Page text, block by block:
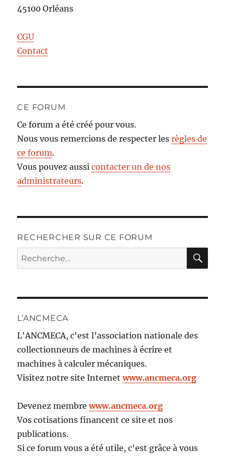
45100 Orléans
CGU
Contact
CE FORUM
Ce forum a été créé pour vous.
Nous vous remercions de respecter lesrègles de
ce forum.
Vous pouvez aussicontacter un de nos
administrateurs.
RECHERCHER SUR CE FORUM
Recherche
pour :
L’ANCMECA
L'ANCMECA, c'est l’association nationale des
collectionneurs de machines à écrire et
machines à calculer mécaniques.
Visitez notre site Internetwww.ancmeca.org
Devenez membrewww.ancmeca.org
Vos cotisations financent ce site et nos
publications.
Si ce forum vous a été utile, c'est grâce à vous